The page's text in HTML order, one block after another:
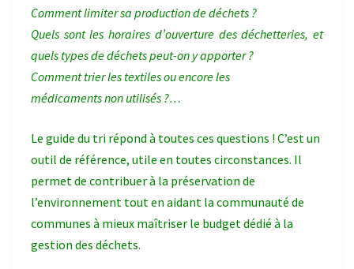
Comment limiter sa production de déchets ?
Quels sont les horaires d’ouverture des déchetteries, et
quels types de déchets peut-on y apporter ?
Comment trier les textiles ou encore les
médicaments non utilisés ?…
Le guide du tri répond à toutes ces questions ! C’est un
outil de référence, utile en toutes circonstances. Il
permet de contribuer à la préservation de
l’environnement tout en aidant la communauté de
communes à mieux maîtriser le budget dédié à la
gestion des déchets.